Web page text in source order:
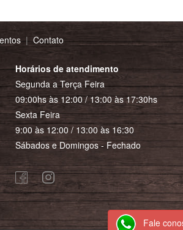
| Contato
Horários de atendimento
Segunda a Terça Feira
09:00hs às 12:00 / 13:00 às 17:30hs
Sexta Feira
9:00 às 12:00 / 13:00 às 16:30
Sábados e Domingos - Fechado
Fale